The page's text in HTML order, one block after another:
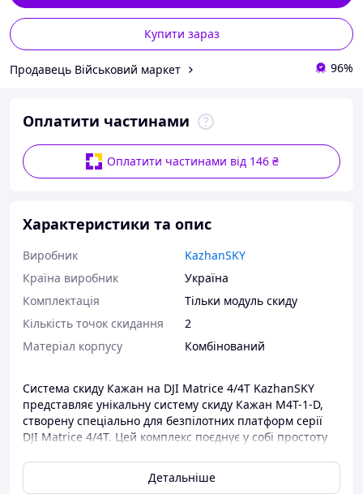
Купити зараз
Продавець Військовий маркет 96%
Оплатити частинами
Оплатити частинами від 146 ₴
Характеристики та опис
Виробник
KazhanSKY
Країна виробник
Україна
Комплектація
Тільки модуль скиду
Кількість точок скидання
2
Матеріал корпусу
Комбінований
Система скиду Кажан на DJI Matrice 4/4T KazhanSKY
представляє унікальну систему скиду Кажан M4T-1-D,
створену спеціально для безпілотних платформ серії
DJI Matrice 4/4T. Цей комплекс поєднує у собі простоту
різні типи корисного навантаження, що робить його
ідеальним рішенням для польових операцій,
Детальніше